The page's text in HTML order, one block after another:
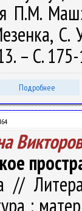
П.М.
С.
– С.
Подробнее
: